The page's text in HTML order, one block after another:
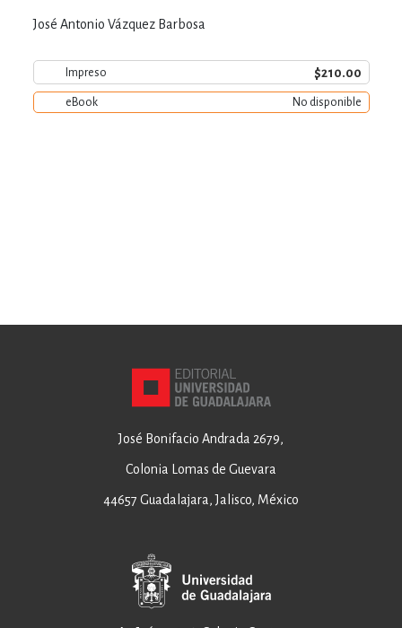
José Antonio Vázquez Barbosa
Impreso $210.00
eBook No disponible
José Bonifacio Andrada 2679,
Colonia Lomas de Guevara
44657 Guadalajara, Jalisco, México